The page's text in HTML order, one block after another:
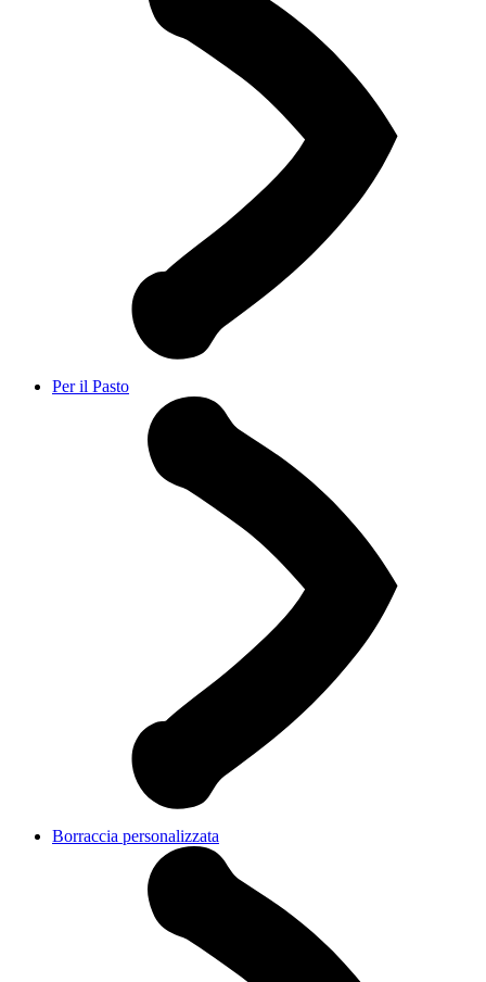
Per il Pasto
Borraccia personalizzata